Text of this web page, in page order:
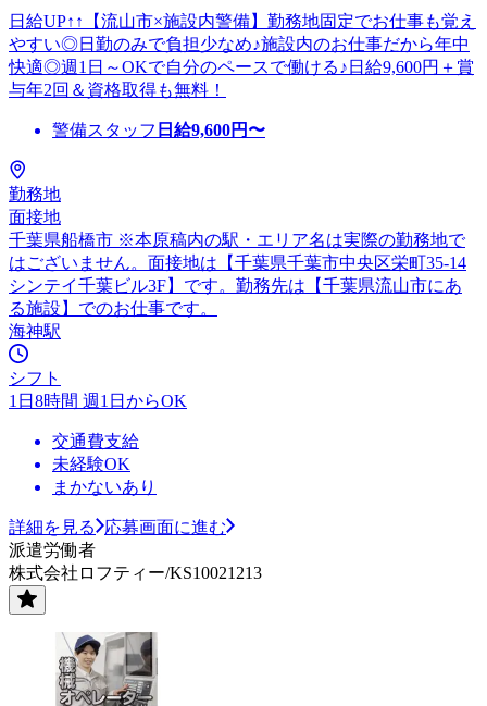
日給UP↑↑【流山市×施設内警備】勤務地固定でお仕事も覚え
やすい◎日勤のみで負担少なめ♪施設内のお仕事だから年中
快適◎週1日～OKで自分のペースで働ける♪日給9,600円＋賞
与年2回＆資格取得も無料！
警備スタッフ 日給9,600円〜
勤務地
面接地
千葉県船橋市 ※本原稿内の駅・エリア名は実際の勤務地で
はございません。面接地は【千葉県千葉市中央区栄町35-14
シンテイ千葉ビル3F】です。勤務先は【千葉県流山市にあ
る施設】でのお仕事です。
海神駅
シフト
1日8時間 週1日からOK
交通費支給
未経験OK
まかないあり
詳細を見る
応募画面に進む
派遣労働者
株式会社ロフティー/KS10021213